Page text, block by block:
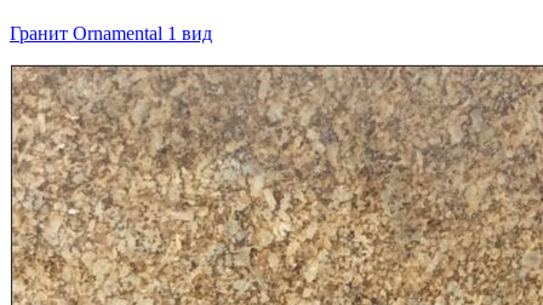
Гранит Ornamental 1 вид